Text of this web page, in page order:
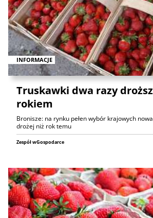
INFORMACJE
Truskawki dwa razy
rokiem
Bronisze: na rynku pełen wybór krajowych
drożej niż rok temu
Zespół wGospodarce